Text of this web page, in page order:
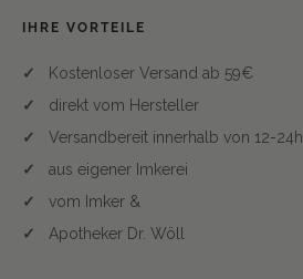
IHRE VORTEILE
Kostenloser Versand ab 59€
direkt vom Hersteller
Versandbereit innerhalb von 12-24h
aus eigener Imkerei
vom Imker &
Apotheker Dr. Wöll